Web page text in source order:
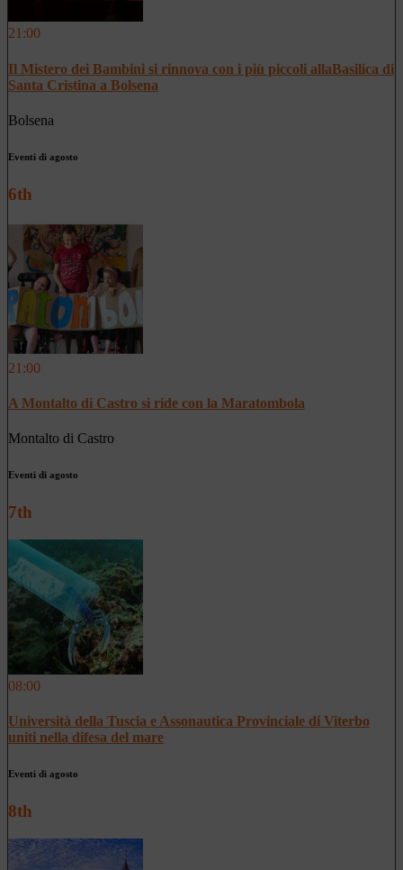
21:00
Il Mistero dei Bambini si rinnova con i più piccoli allaBasilica di
Santa Cristina a Bolsena
Bolsena
Eventi di agosto
6th
21:00
A Montalto di Castro si ride con la Maratombola
Montalto di Castro
Eventi di agosto
7th
08:00
Università della Tuscia e Assonautica Provinciale di Viterbo
uniti nella difesa del mare
Eventi di agosto
8th